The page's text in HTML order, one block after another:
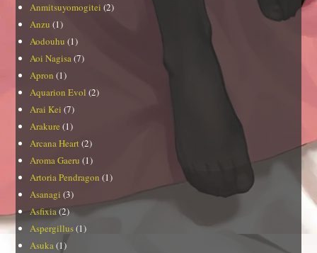
Anmitsuyomogitei (2)
Anzu (1)
Aodouhu (1)
Aoi Nagisa(7)
Apron (1)
Aquarion Evol (2)
Arai Kei (7)
Arakure (1)
Arcana Heart(2)
Aroma Gaeru (1)
Artoria Pendragon (1)
Asanagi (3)
Asfixia(2)
Aspergillus(1)
Asuka(1)